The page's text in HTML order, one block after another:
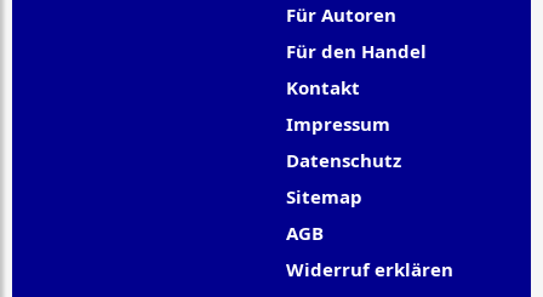
Für Autoren
Für den Handel
Kontakt
Impressum
Datenschutz
Sitemap
AGB
Widerruf erklären